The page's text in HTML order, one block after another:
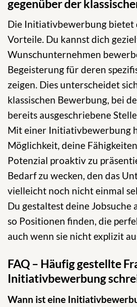
gegenüber der
Die Initiativbewerbung bietet
Vorteile. Du kannst dich
Wunschunternehmen
Begeisterung für deren
zeigen. Dies unterscheidet
klassischen Bewerbung, bei
bereits ausgeschriebene
Mit einer Initiativbewerbung
Möglichkeit, deine
Potenzial proaktiv zu
Bedarf zu wecken, den das
vielleicht noch nicht einmal
Du gestaltest deine
so Positionen finden, die
auch wenn sie nicht explizit
FAQ – Häufig gestellte
Initiativbewerbung
Wann ist eine